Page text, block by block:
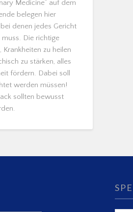
Medicine“ auf dem
belegen hier
denen jedes Gericht
Die richtige
Krankheiten zu heilen
zu stärken, alles
fördern. Dabei soll
werden müssen!
sollten bewusst